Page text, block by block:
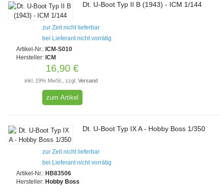
Dt. U-Boot Typ II B (1943) - ICM 1/144
zur Zeit nicht lieferbar
bei Lieferant nicht vorrätig
Artikel-Nr.: ICM-S010
Hersteller: ICM
16,90 €
inkl. 19% MwSt., zzgl. Versand
zum Artikel
Dt. U-Boot Typ IX A - Hobby Boss 1/350
zur Zeit nicht lieferbar
bei Lieferant nicht vorrätig
Artikel-Nr.: HB83506
Hersteller: Hobby Boss